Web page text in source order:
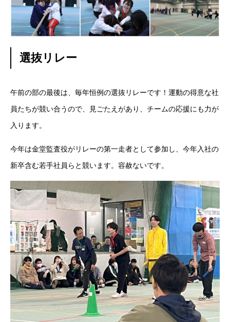
選抜リレー
午前の部の最後は、毎年恒例の選抜リレーです！運動の得意な社
員たちが競い合うので、見ごたえがあり、チームの応援にも力が
入ります。
今年は金堂監査役がリレーの第一走者として参加し、今年入社の
新卒含む若手社員らと競います。容赦ないです。